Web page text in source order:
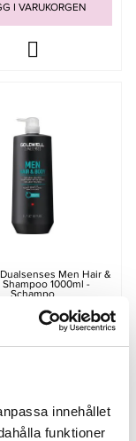
innehållet
funktioner
I VARUKORGEN
Men Hair &
Shampoo 1000ml -
Schampo
734 kr 299 kr
I VARUKORGEN